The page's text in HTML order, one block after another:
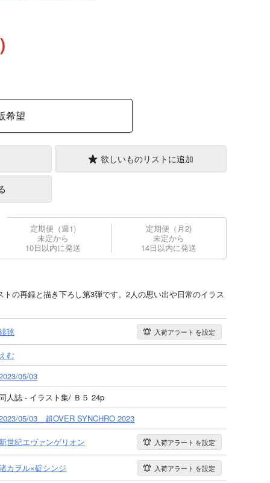
希望
欲しいものリストに追加
定期便（週1)
未定から
10日以内に発送
定期便（月2)
未定から
14日以内に発送
の再録と描き下ろし第3弾です。2人の思い出や日常のイラス
毬 入荷アラート を設定
えむ
05/03
同人誌 - イラスト集/ Ｂ５ 24p
05/03 超OVER SYNCHRO 2023
新世紀エヴァンゲリオン 入荷アラート を設定
カヲル×碇シンジ 入荷アラート を設定